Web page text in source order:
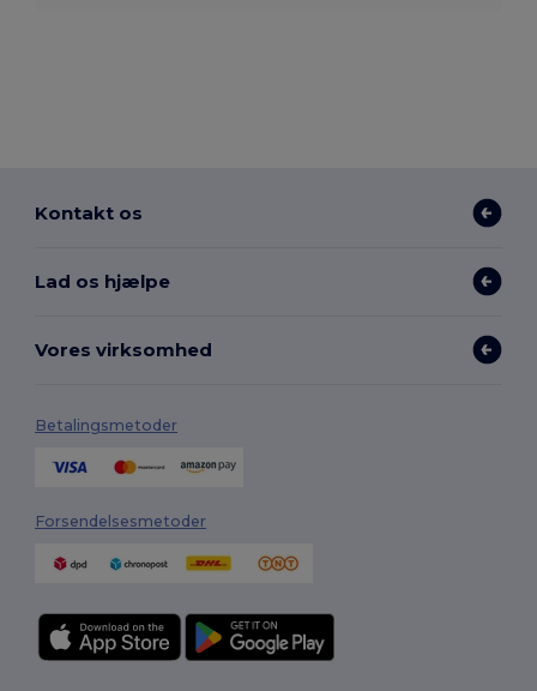
Kontakt os
Lad os hjælpe
Vores virksomhed
Betalingsmetoder
Forsendelsesmetoder